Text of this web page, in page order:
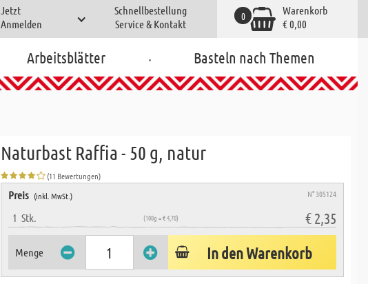
Jetzt
Anmelden
Schnellbestellung
Service & Kontakt
Warenkorb
€ 0,00
0
Arbeitsblätter . Basteln nach Themen
Naturbast Raffia - 50 g, natur
(11 Bewertungen)
Preis (inkl. MwSt.) N° 305124
1Stk. (100g = € 4,70) € 2,35
Menge In den Warenkorb